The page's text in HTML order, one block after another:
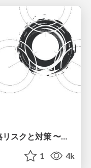
Terraform CI/CDに潜む権限昇格リスクと対策 〜金融システムにおける権限分離と制御事例〜 / SRE NEXT 2026
1 4k